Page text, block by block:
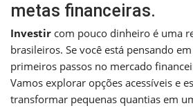
metas financeiras.
Investir com pouco dinheiro é uma
brasileiros. Se você está pensando
primeiros passos no mercado
Vamos explorar opções acessíveis e
transformar pequenas quantias em